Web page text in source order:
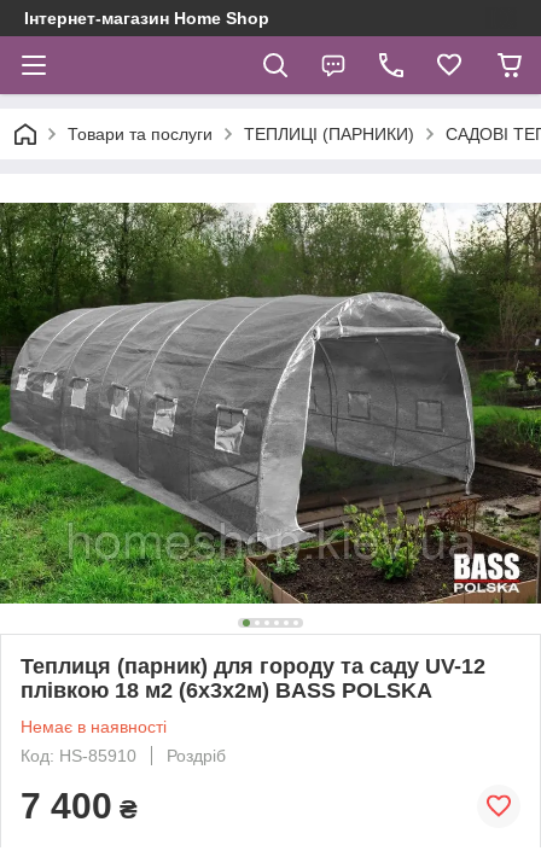
Інтернет-магазин Home Shop
Товари та послуги ТЕПЛИЦІ (ПАРНИКИ) САДОВІ
Теплиця (парник) для городу та саду UV-12
плівкою 18 м2 (6х3х2м) BASS POLSKA
Немає в наявності
Код: HS-85910
Роздріб
7 400 ₴